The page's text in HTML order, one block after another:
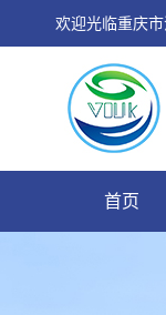
欢迎光临重庆市
首页